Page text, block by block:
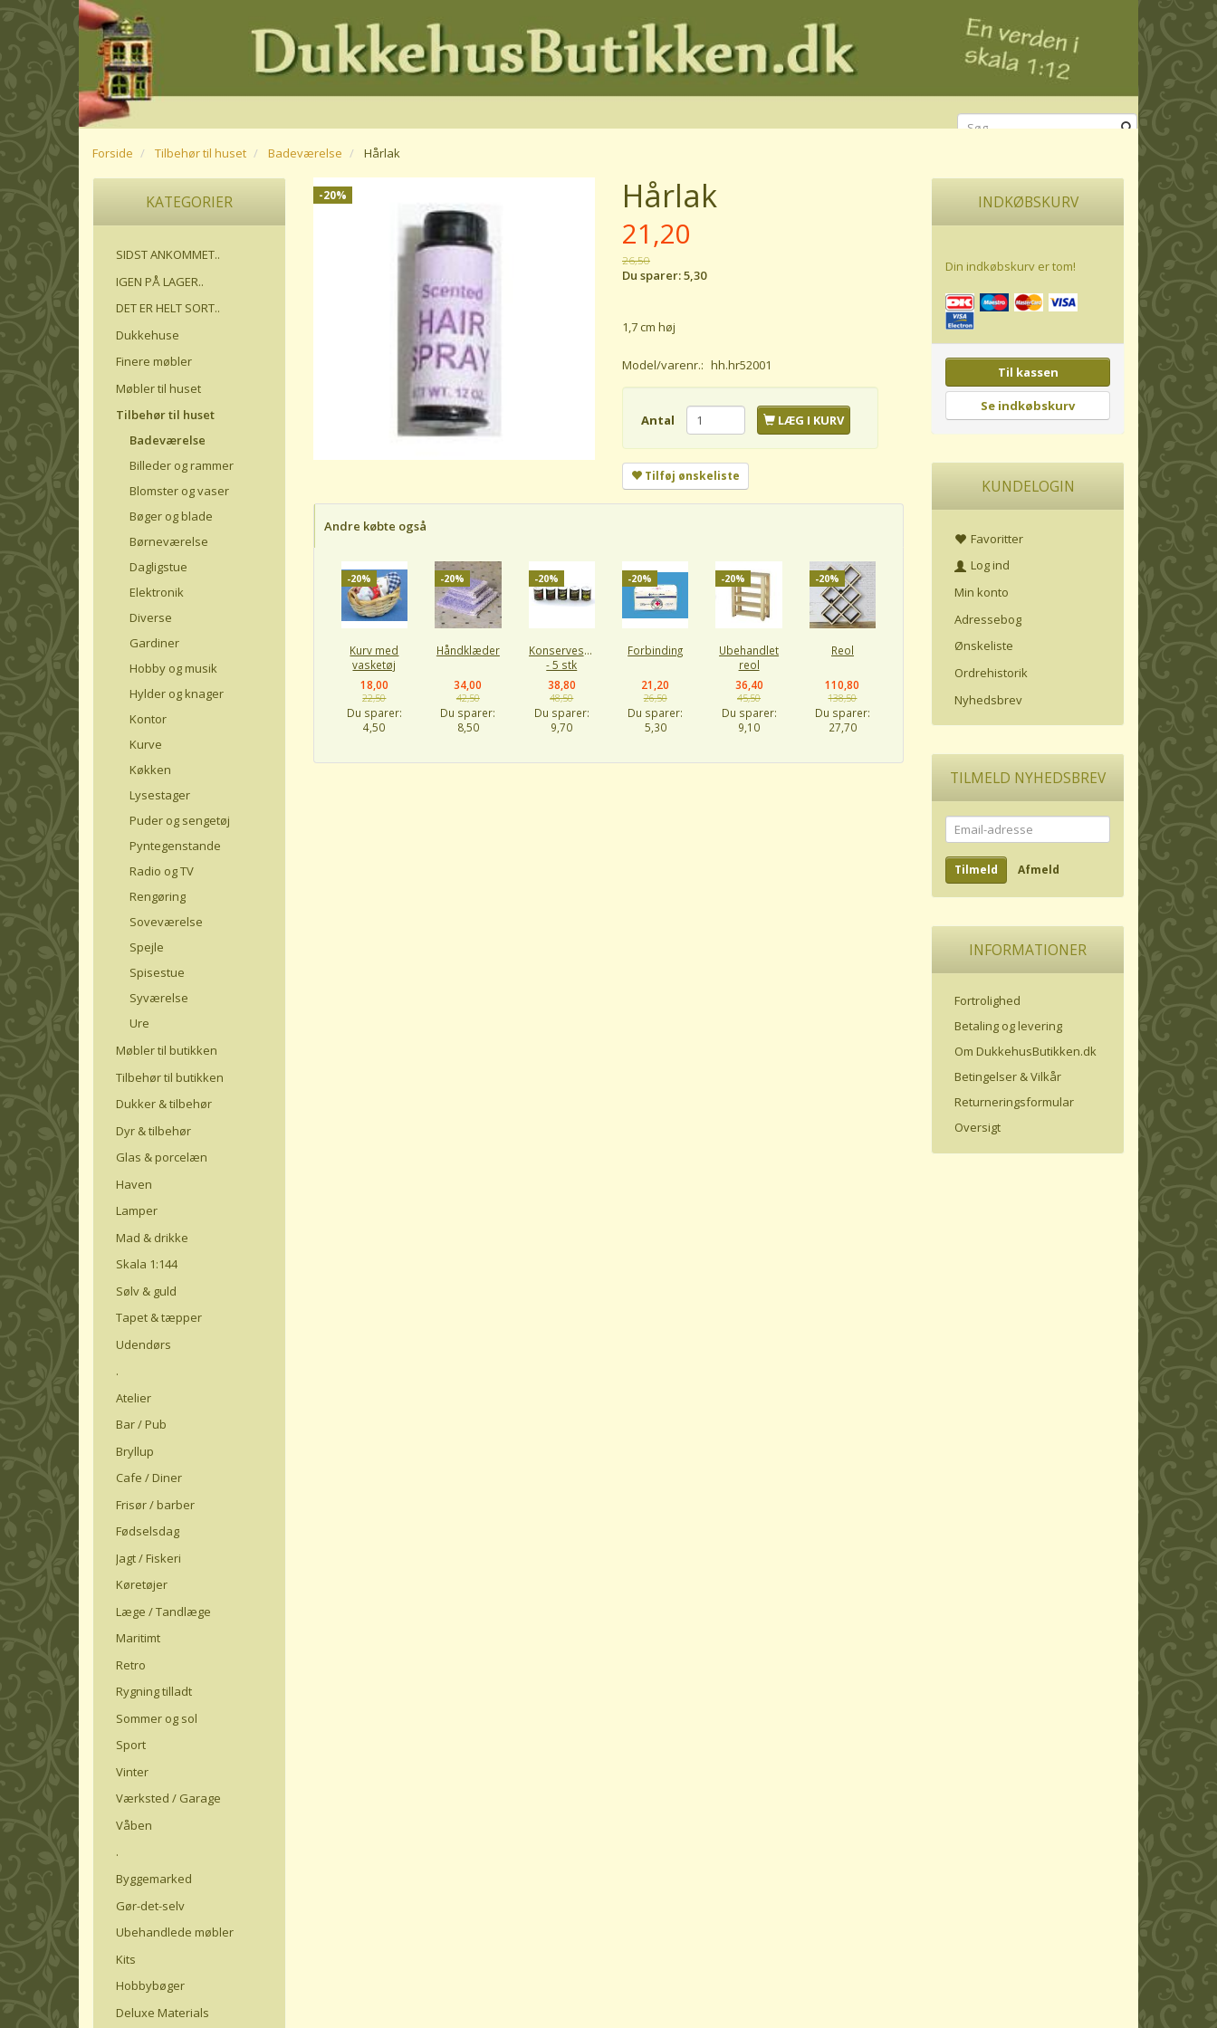
Forside Tilbehør til huset Badeværelse Hårlak
KATEGORIER
SIDST ANKOMMET..
IGEN PÅ LAGER..
DET ER HELT SORT..
Dukkehuse
Finere møbler
Møbler til huset
Tilbehør til huset
Badeværelse
Billeder og rammer
Blomster og vaser
Bøger og blade
Børneværelse
Dagligstue
Elektronik
Diverse
Gardiner
Hobby og musik
Hylder og knager
Kontor
Kurve
Køkken
Lysestager
Puder og sengetøj
Pyntegenstande
Radio og TV
Rengøring
Soveværelse
Spejle
Spisestue
Syværelse
Ure
Møbler til butikken
Tilbehør til butikken
Dukker & tilbehør
Dyr & tilbehør
Glas & porcelæn
Haven
Lamper
Mad & drikke
Skala 1:144
Sølv & guld
Tapet & tæpper
Udendørs
.
Atelier
Bar / Pub
Bryllup
Cafe / Diner
Frisør / barber
Fødselsdag
Jagt / Fiskeri
Køretøjer
Læge / Tandlæge
Maritimt
Retro
Rygning tilladt
Sommer og sol
Sport
Vinter
Værksted / Garage
Våben
.
Byggemarked
Gør-det-selv
Ubehandlede møbler
Kits
Hobbybøger
Deluxe Materials
-20% Hårlak
21,20
26,50
Du sparer:5,30
1,7 cm høj
Model/varenr.: hh.hr52001
Antal LÆG I KURV
Tilføj ønskeliste
Andre købte også
-20%
Kurv med
vasketøj
18,00
22,50
Du sparer:
4,50
-20%
Håndklæder
34,00
42,50
Du sparer:
8,50
-20%
Konservesdåser
- 5 stk
38,80
48,50
Du sparer:
9,70
-20%
Forbinding
21,20
26,50
Du sparer:
5,30
-20%
Ubehandlet
reol
36,40
45,50
Du sparer:
9,10
-20%
Reol
110,80
138,50
Du sparer:
27,70
INDKØBSKURV
Din indkøbskurv er tom!
Til kassen
Se indkøbskurv
KUNDELOGIN
Favoritter
Log ind
Min konto
Adressebog
Ønskeliste
Ordrehistorik
Nyhedsbrev
TILMELD NYHEDSBREV
Email-
adresse
Tilmeld Afmeld
INFORMATIONER
Fortrolighed
Betaling og levering
Om DukkehusButikken.dk
Betingelser & Vilkår
Returneringsformular
Oversigt